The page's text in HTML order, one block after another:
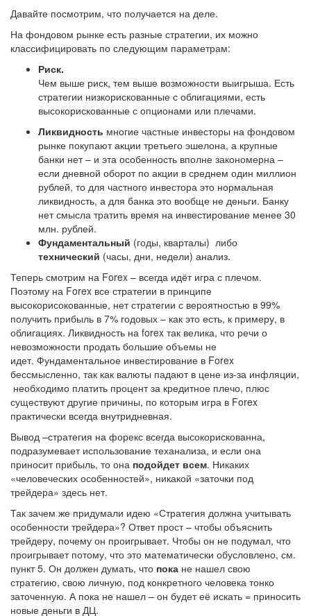
Давайте посмотрим, что получается на деле.
На фондовом рынке есть разные стратегии, их можно
классифицировать по следующим параметрам:
Риск.
Чем выше риск, тем выше возможности выигрыша. Есть
стратегии низкорискованные с облигациями, есть
высокорискованные с опционами или плечами.
Ликвидность многие частные инвесторы на фондовом
рынке покупают акции третьего эшелона, а крупные
банки нет – и эта особенность вполне закономерна –
если дневной оборот по акции в среднем один миллион
рублей, то для частного инвестора это нормальная
ликвидность, а для банка это вообще не деньги. Банку
нет смысла тратить время на инвестирование менее 30
млн. рублей.
Фундаментальный (годы, кварталы) либо
технический (часы, дни, недели) анализ.
Теперь смотрим на Forex – всегда идёт игра с плечом.
Поэтому на Forex все стратегии в принципе
высокорисокованные, нет стратегии с вероятностью в 99%
получить прибыль в 7% годовых – как это есть, к примеру, в
облигациях. Ликвидность на forex так велика, что речи о
невозможности продать большие объемы не
идет. Фундаментальное инвестирование в Forex
бессмысленно, так как валюты падают в цене из-за инфляции,
необходимо платить процент за кредитное плечо, плюс
существуют другие причины, по которым игра в Forex
практически всегда внутридневная.
Вывод –стратегия на форекс всегда высокорискованна,
подразумевает использование теханализа, и если она
приносит прибыль, то она подойдет всем. Никаких
«человеческих особенностей», никакой «заточки под
трейдера» здесь нет.
Так зачем же придумали идею «Стратегия должна учитывать
особенности трейдера»? Ответ прост – чтобы объяснить
трейдеру, почему он проигрывает. Чтобы он не подумал, что
проигрывает потому, что это математически обусловлено, см.
пункт 5. Он должен думать, что пока не нашел свою
стратегию, свою личную, под конкретного человека тонко
заточенную. А пока не нашел – он будет её искать = приносить
новые деньги в ДЦ.